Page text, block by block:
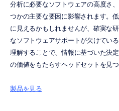
分析に必要なソフトウェアの高度さ
つかの主要な要因に影響されます。
に見えるかもしれませんが、確実な
なソフトウェアサポートが欠けてい
理解することで、情報に基づいた決
の価値をもたらすヘッドセットを見
製品を見る